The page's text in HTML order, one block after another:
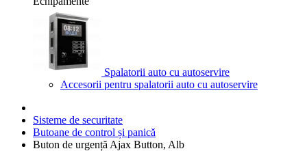
Spalatorii auto cu autoservire
Accesorii pentru spalatorii auto cu autoservire
Sisteme de securitate
Butoane de control și panică
Buton de urgență Ajax Button, Alb